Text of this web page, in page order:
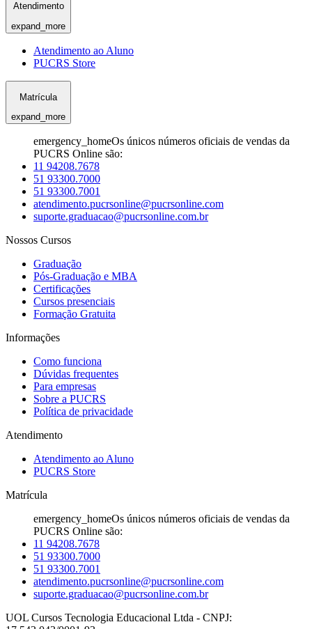
Atendimento
expand_more
Atendimento ao Aluno
PUCRS Store
Matrícula
expand_more
emergency_homeOs únicos números oficiais de vendas da
PUCRS Online são:
11 94208.7678
51 93300.7000
51 93300.7001
atendimento.pucrsonline@pucrsonline.com
suporte.graduacao@pucrsonline.com.br
Nossos Cursos
Graduação
Pós-Graduação e MBA
Certificações
Cursos presenciais
Formação Gratuita
Informações
Como funciona
Dúvidas frequentes
Para empresas
Sobre a PUCRS
Política de privacidade
Atendimento
Atendimento ao Aluno
PUCRS Store
Matrícula
emergency_homeOs únicos números oficiais de vendas da
PUCRS Online são:
11 94208.7678
51 93300.7000
51 93300.7001
atendimento.pucrsonline@pucrsonline.com
suporte.graduacao@pucrsonline.com.br
UOL Cursos Tecnologia Educacional Ltda - CNPJ: